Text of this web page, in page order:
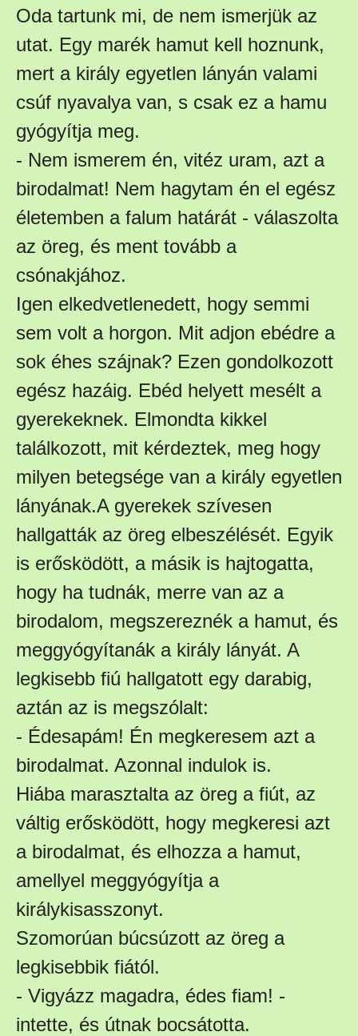
Oda tartunk mi, de nem ismerjük az
utat. Egy marék hamut kell hoznunk,
mert a király egyetlen lányán valami
csúf nyavalya van, s csak ez a hamu
gyógyítja meg.
- Nem ismerem én, vitéz uram, azt a
birodalmat! Nem hagytam én el egész
életemben a falum határát - válaszolta
az öreg, és ment tovább a
csónakjához.
Igen elkedvetlenedett, hogy semmi
sem volt a horgon. Mit adjon ebédre a
sok éhes szájnak? Ezen gondolkozott
egész hazáig. Ebéd helyett mesélt a
gyerekeknek. Elmondta kikkel
találkozott, mit kérdeztek, meg hogy
milyen betegsége van a király egyetlen
lányának.A gyerekek szívesen
hallgatták az öreg elbeszélését. Egyik
is erősködött, a másik is hajtogatta,
hogy ha tudnák, merre van az a
birodalom, megszereznék a hamut, és
meggyógyítanák a király lányát. A
legkisebb fiú hallgatott egy darabig,
aztán az is megszólalt:
- Édesapám! Én megkeresem azt a
birodalmat. Azonnal indulok is.
Hiába marasztalta az öreg a fiút, az
váltig erősködött, hogy megkeresi azt
a birodalmat, és elhozza a hamut,
amellyel meggyógyítja a
királykisasszonyt.
Szomorúan búcsúzott az öreg a
legkisebbik fiától.
- Vigyázz magadra, édes fiam! -
intette, és útnak bocsátotta.